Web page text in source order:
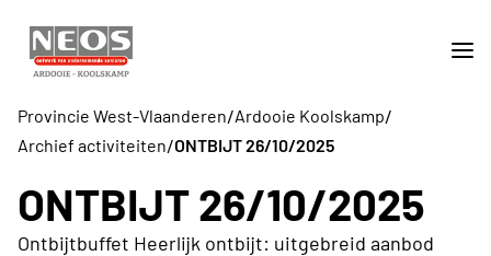
Provincie West-Vlaanderen/Ardooie Koolskamp/
Archief activiteiten/ONTBIJT 26/10/2025
ONTBIJT 26/10/2025
Ontbijtbuffet Heerlijk ontbijt: uitgebreid aanbod